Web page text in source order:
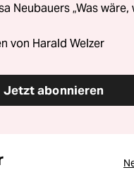
Neubauers „Was wäre,
von Harald Welzer
Jetzt abonnieren